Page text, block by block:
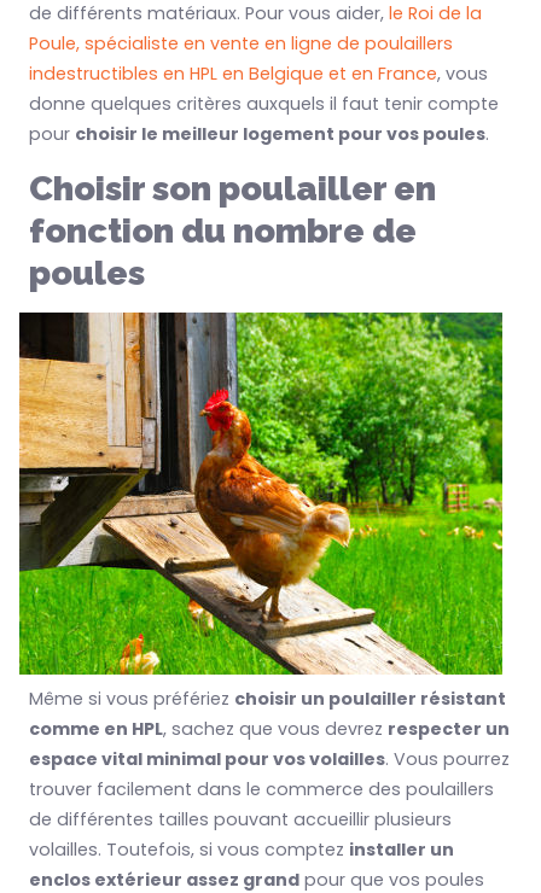
de différents matériaux. Pour vous aider, le Roi de la
Poule, spécialiste en vente en ligne de poulaillers
indestructibles en HPL en Belgique et en France, vous
donne quelques critères auxquels il faut tenir compte
pour choisir le meilleur logement pour vos poules.
Choisir son poulailler en
fonction du nombre de
poules
Même si vous préfériez choisir un poulailler résistant
comme en HPL, sachez que vous devrez respecter un
espace vital minimal pour vos volailles. Vous pourrez
trouver facilement dans le commerce des poulaillers
de différentes tailles pouvant accueillir plusieurs
volailles. Toutefois, si vous comptez installer un
enclos extérieur assez grand pour que vos poules